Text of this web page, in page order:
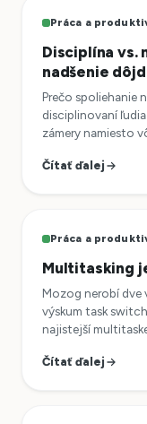
Práca a
Disciplína vs.
nadšenie
Prečo spoliehanie
disciplinovaní
zámery namiesto
Čítať ďalej
Práca a
Multitasking
Mozog nerobí dve
výskum task
najistejší
Čítať ďalej